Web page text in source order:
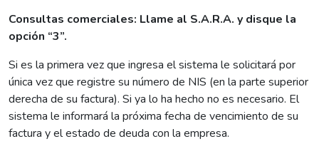
Consultas comerciales: Llame al S.A.R.A. y disque la
opción “3”.
Si es la primera vez que ingresa el sistema le solicitará por
única vez que registre su número de NIS (en la parte superior
derecha de su factura). Si ya lo ha hecho no es necesario. El
sistema le informará la próxima fecha de vencimiento de su
factura y el estado de deuda con la empresa.